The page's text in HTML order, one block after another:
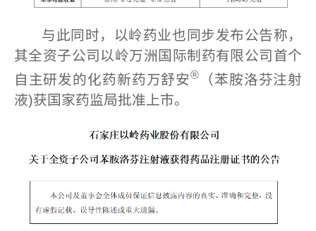
与此同时，以岭药业也同步发布公告称，
其全资子公司以岭万洲国际制药有限公司首个
自主研发的化药新药万舒安®
（苯胺洛芬注射
液)获国家药监局批准上市。